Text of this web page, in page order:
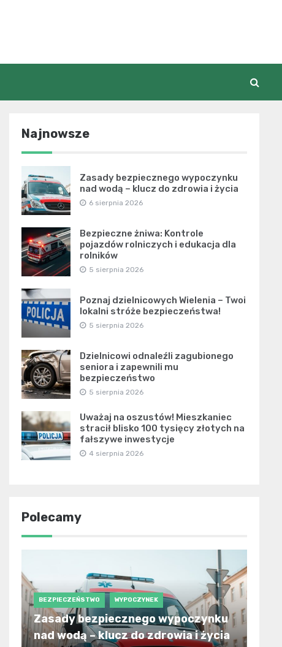
Najnowsze
Zasady bezpiecznego wypoczynku
nad wodą – klucz do zdrowia i życia
6 sierpnia 2026
Bezpieczne żniwa: Kontrole
pojazdów rolniczych i edukacja dla
rolników
5 sierpnia 2026
Poznaj dzielnicowych Wielenia – Twoi
lokalni stróże bezpieczeństwa!
5 sierpnia 2026
Dzielnicowi odnaleźli zagubionego
seniora i zapewnili mu
bezpieczeństwo
5 sierpnia 2026
Uważaj na oszustów! Mieszkaniec
stracił blisko 100 tysięcy złotych na
fałszywe inwestycje
4 sierpnia 2026
Polecamy
BEZPIECZEŃSTWO WYPOCZYNEK
Zasady bezpiecznego wypoczynku
nad wodą – klucz do zdrowia i życia